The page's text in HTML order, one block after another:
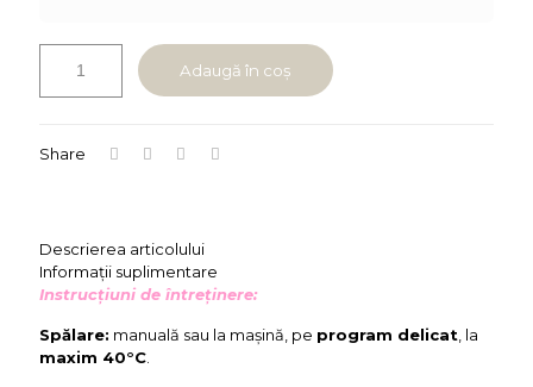
Adaugă în coș
Share
Descrierea articolului
Informații suplimentare
Instrucțiuni de întreținere:
Spălare: manuală sau la mașină, pe program delicat , la
maxim 40°C